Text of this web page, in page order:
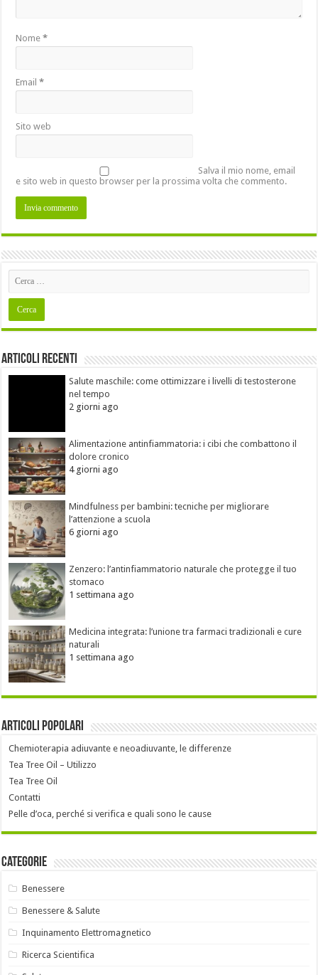
Nome*
Email*
Sito web
Salva il mio nome, email
e sito web in questo browser per la prossima volta che commento.
Articoli recenti
Salute maschile: come ottimizzare i livelli di testosterone
nel tempo
2 giorni ago
Alimentazione antinfiammatoria: i cibi che combattono il
dolore cronico
4 giorni ago
Mindfulness per bambini: tecniche per migliorare
l’attenzione a scuola
6 giorni ago
Zenzero: l’antinfiammatorio naturale che protegge il tuo
stomaco
1 settimana ago
Medicina integrata: l’unione tra farmaci tradizionali e cure
naturali
1 settimana ago
Articoli popolari
Chemioterapia adiuvante e neoadiuvante, le differenze
Tea Tree Oil – Utilizzo
Tea Tree Oil
Contatti
Pelle d’oca, perché si verifica e quali sono le cause
Categorie
Benessere
Benessere & Salute
Inquinamento Elettromagnetico
Ricerca Scientifica